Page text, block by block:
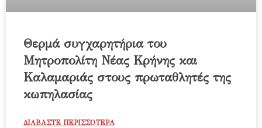
Θερμά συγχαρητήρια του
Μητροπολίτη Νέας Κρήνης και
Καλαμαριάς στους πρωταθλητές της
κωπηλασίας
ΔΙΑΒΑΣΤΕ ΠΕΡΙΣΣΟΤΕΡΑ